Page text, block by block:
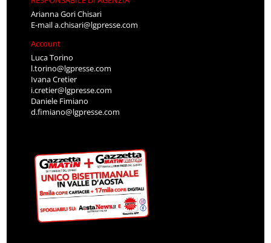
Arianna Gori Chisari
E-maila.chisari@lgpresse.com
Account
Luca Torino
l.torino@lgpresse.com
Ivana Cretier
i.cretier@lgpresse.com
Daniele Fimiano
d.fimiano@lgpresse.com